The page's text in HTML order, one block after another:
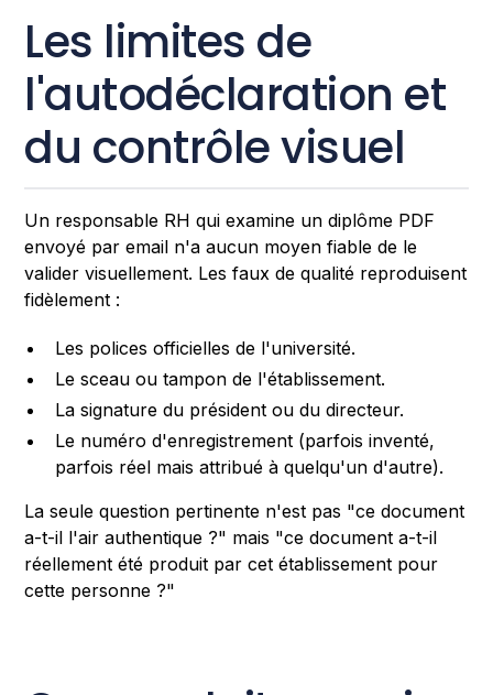
Les limites de
l'autodéclaration et
du contrôle visuel
Un responsable RH qui examine un diplôme PDF
envoyé par email n'a aucun moyen fiable de le
valider visuellement. Les faux de qualité reproduisent
fidèlement :
Les polices officielles de l'université.
Le sceau ou tampon de l'établissement.
La signature du président ou du directeur.
Le numéro d'enregistrement (parfois inventé,
parfois réel mais attribué à quelqu'un d'autre).
La seule question pertinente n'est pas "ce document
a-t-il l'air authentique ?" mais "ce document a-t-il
réellement été produit par cet établissement pour
cette personne ?"